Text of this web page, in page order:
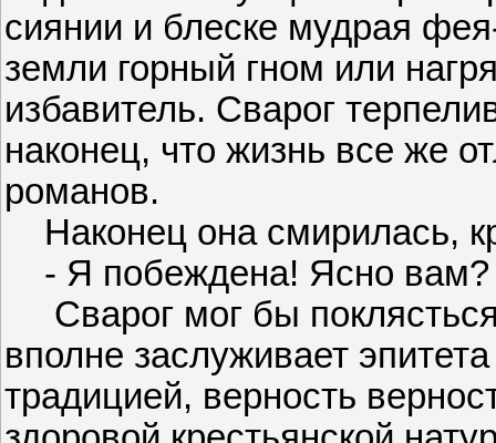
сиянии и блеске мудрая
земли горный гном или
избавитель. Сварог
наконец, что жизнь все же
романов.
Наконец она смирилась,
- Я побеждена! Ясно вам?
Сварог мог бы
вполне заслуживает
традицией, верность